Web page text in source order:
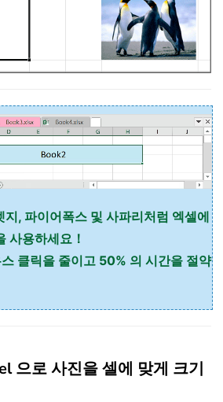
지, 파이어폭스 및 사파리처럼 엑셀에
사용하세요！
클릭을 줄이고 50% 의 시간을 절약
으로 사진을 셀에 맞게 크기